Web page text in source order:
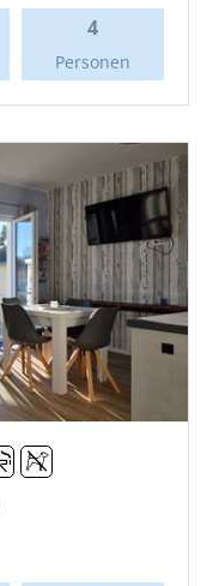
4
Personen